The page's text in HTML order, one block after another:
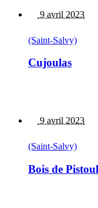
9 avril 2023
(Saint-Salvy)
Cujoulas
9 avril 2023
(Saint-Salvy)
Bois de